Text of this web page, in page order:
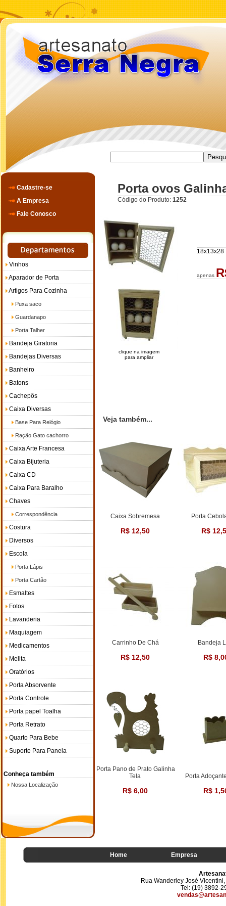
Cadastre-se
A Empresa
Fale Conosco
Vinhos
Aparador de Porta
Artigos Para Cozinha
Puxa saco
Guardanapo
Porta Talher
Bandeja Giratoria
Bandejas Diversas
Banheiro
Batons
Cachepôs
Caixa Diversas
Base Para Relógio
Ração Gato cachorro
Caixa Arte Francesa
Caixa Bijuteria
Caixa CD
Caixa Para Baralho
Chaves
Correspondência
Costura
Diversos
Escola
Porta Lápis
Porta Cartão
Esmaltes
Fotos
Lavanderia
Maquiagem
Medicamentos
Melita
Oratórios
Porta Absorvente
Porta Controle
Porta papel Toalha
Porta Retrato
Quarto Para Bebe
Suporte Para Panela
Conheça também
Nossa Localização
Porta ovos
Código do Produto: 1252
clique na imagem
para ampliar
18x13x28
apenas
Veja também...
Caixa Sobremesa
R$ 12,50
Porta
R$
Carrinho De Chá
R$ 12,50
Bandeja
R$
Porta Pano de Prato Galinha
Tela
R$ 6,00
Porta
R$
Home Empresa
Rua Wanderley José
Tel: (19) 3892-